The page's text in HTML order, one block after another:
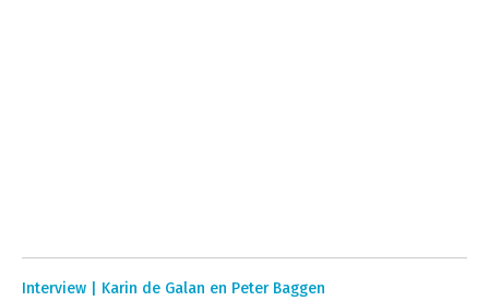
Interview | Karin de Galan en Peter Baggen